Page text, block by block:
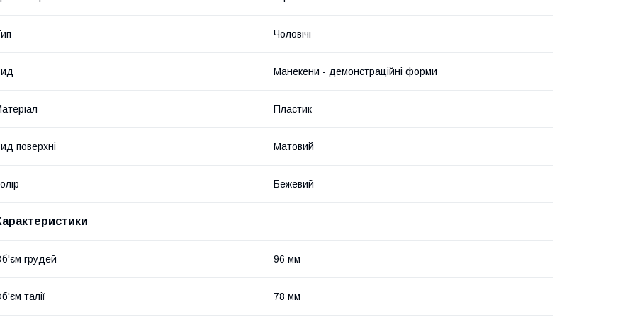
Чоловічі
Манекени - демонстраційні форми
Пластик
поверхні Матовий
Бежевий
грудей 96 мм
талії 78 мм